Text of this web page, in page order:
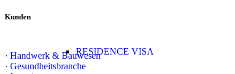
RESIDENCE VISA
Kunden
· Handwerk & Bauwesen
· Gesundheitsbranche